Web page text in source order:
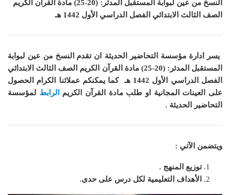
النسخ من عين لبوابة المستقبل المدثر: (20-25) مادة القرآن الكريم
الصف الثالث الابتدائي الفصل الدراسي الأول 1442 هـ
يسر ادارة مؤسسة التحاضير الحديثة ان تقدم النسخ من عين لبوابة
المستقبل المدثر: (20-25) مادة القرآن الكريم الصف الثالث الابتدائي
الفصل الدراسي الأول 1442 هـ
كما يمكنكم عملائنا الكرام الحصول
على العينات المجانية او طلب مادة القرآن الكريم
الرابط لمؤسسة
التحاضير الحديثة .
ويتضمن الآتي :
توزيع المنهج .
الأهداف التعليمية لكل درس على حدى.